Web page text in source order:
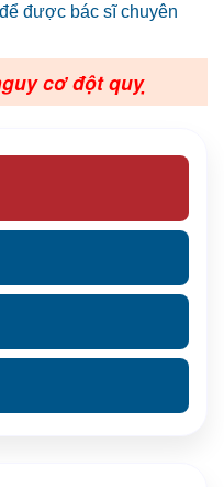
được bác sĩ chuyên
cơ đột quỵ